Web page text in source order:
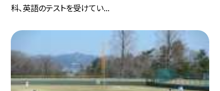
科、英語のテストを受けてい...